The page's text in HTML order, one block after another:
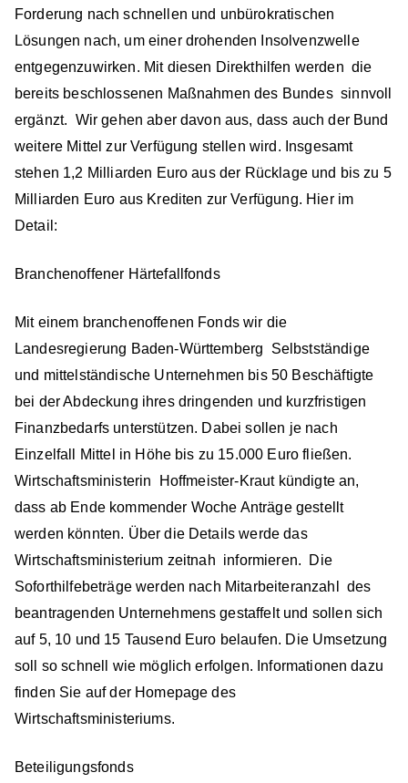
Forderung nach schnellen und unbürokratischen
Lösungen nach, um einer drohenden Insolvenzwelle
entgegenzuwirken. Mit diesen Direkthilfen werden die
bereits beschlossenen Maßnahmen des Bundes sinnvoll
ergänzt. Wir gehen aber davon aus, dass auch der Bund
weitere Mittel zur Verfügung stellen wird. Insgesamt
stehen 1,2 Milliarden Euro aus der Rücklage und bis zu 5
Milliarden Euro aus Krediten zur Verfügung. Hier im
Detail:
Branchenoffener Härtefallfonds
Mit einem branchenoffenen Fonds wir die
Landesregierung Baden-Württemberg Selbstständige
und mittelständische Unternehmen bis 50 Beschäftigte
bei der Abdeckung ihres dringenden und kurzfristigen
Finanzbedarfs unterstützen. Dabei sollen je nach
Einzelfall Mittel in Höhe bis zu 15.000 Euro fließen.
Wirtschaftsministerin Hoffmeister-Kraut kündigte an,
dass ab Ende kommender Woche Anträge gestellt
werden könnten. Über die Details werde das
Wirtschaftsministerium zeitnah informieren. Die
Soforthilfebeträge werden nach Mitarbeiteranzahl des
beantragenden Unternehmens gestaffelt und sollen sich
auf 5, 10 und 15 Tausend Euro belaufen. Die Umsetzung
soll so schnell wie möglich erfolgen. Informationen dazu
finden Sie auf der Homepage des
Wirtschaftsministeriums.
Beteiligungsfonds